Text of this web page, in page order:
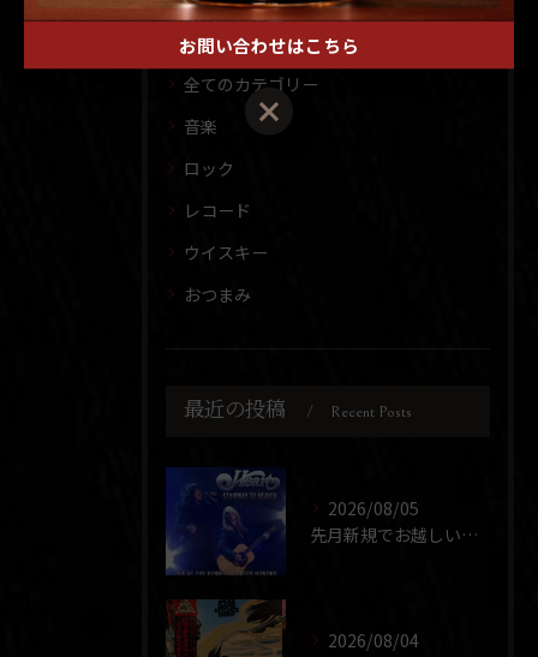
カテゴリー Categories
全てのカテゴリー
音楽
ロック
レコード
ウイスキー
おつまみ
最近の投稿 Recent Posts
2026/08/05
先月新規でお越しいただいた団体さまが、ほぼ同じメンバーで2度...
2026/08/04
お問い合わせはこちら